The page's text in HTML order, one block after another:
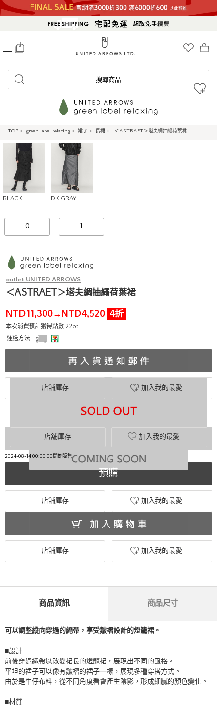
搜尋商品
TOP > green label relaxing > 裙子 > 長裙 > ＜ASTRAET＞塔夫綢抽繩荷葉裙
BLACK DK.GRAY
0
outlet UNITED ARROWS
＜ASTRAET＞塔夫綢抽繩荷葉裙
NTD11,300→ NTD4,520 4折
本次消費預計獲得點數 22pt
運送方法
加入我的最愛
店舖庫存
店舖庫存 加入我的最愛
2024-08-14 00:00:00開始販售
預購
店舖庫存 加入我的最愛
店舖庫存 加入我的最愛
商品資訊 商品尺寸
可以調整縱向穿過的繩帶，享受皺褶設計的燈籠裙。
■設計
前後穿過繩帶以改變裙長的燈籠裙，展現出不同的風格。
平坦的裙子可以像有皺褶的裙子一樣，展現多種穿搭方式。
由於是牛仔布料，從不同角度看會產生陰影，形成細膩的顏色變化。
■材質